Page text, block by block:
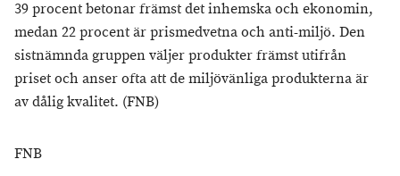
39 procent betonar främst det inhemska och ekonomin,
medan 22 procent är prismedvetna och anti-miljö. Den
sistnämnda gruppen väljer produkter främst utifrån
priset och anser ofta att de miljövänliga produkterna är
av dålig kvalitet. (FNB)
FNB